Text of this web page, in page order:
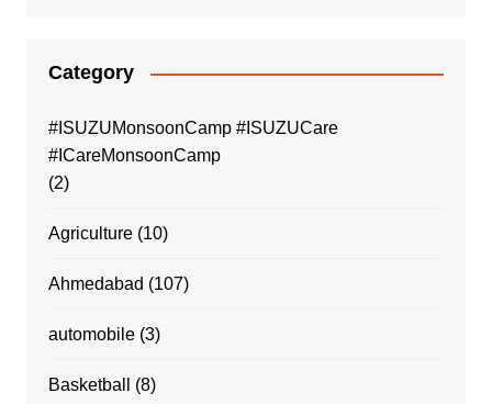
Category
#ISUZUMonsoonCamp #ISUZUCare
#ICareMonsoonCamp
(2)
Agriculture(10)
Ahmedabad (107)
automobile(3)
Basketball (8)